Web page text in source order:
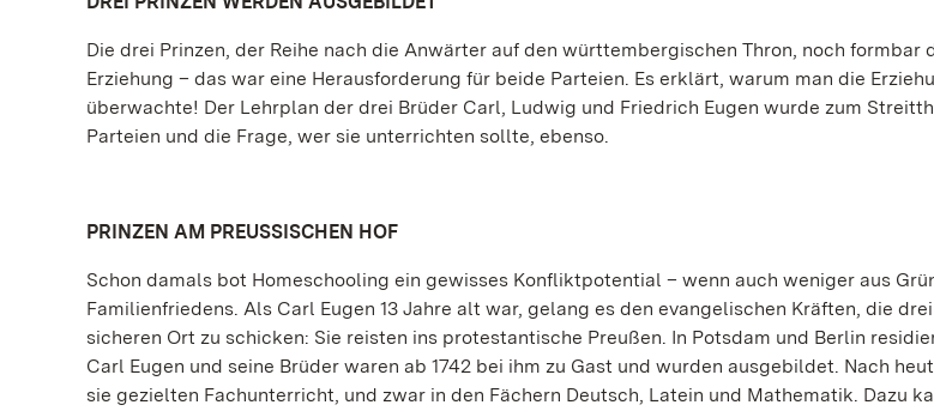
Die drei Prinzen, der Reihe nach die Anwärter auf den württembergischen Thron, noch formbar
Erziehung – das war eine Herausforderung für beide Parteien. Es erklärt, warum man die
überwachte! Der Lehrplan der drei Brüder Carl, Ludwig und Friedrich Eugen wurde zum
Parteien und die Frage, wer sie unterrichten sollte, ebenso.
PRINZEN AM PREUSSISCHEN HOF
Schon damals bot Homeschooling ein gewisses Konfliktpotential – wenn auch weniger aus
Familienfriedens. Als Carl Eugen 13 Jahre alt war, gelang es den evangelischen Kräften, die
sicheren Ort zu schicken: Sie reisten ins protestantische Preußen. In Potsdam und Berlin
Carl Eugen und seine Brüder waren ab 1742 bei ihm zu Gast und wurden ausgebildet. Nach
sie gezielten Fachunterricht, und zwar in den Fächern Deutsch, Latein und Mathematik. Dazu